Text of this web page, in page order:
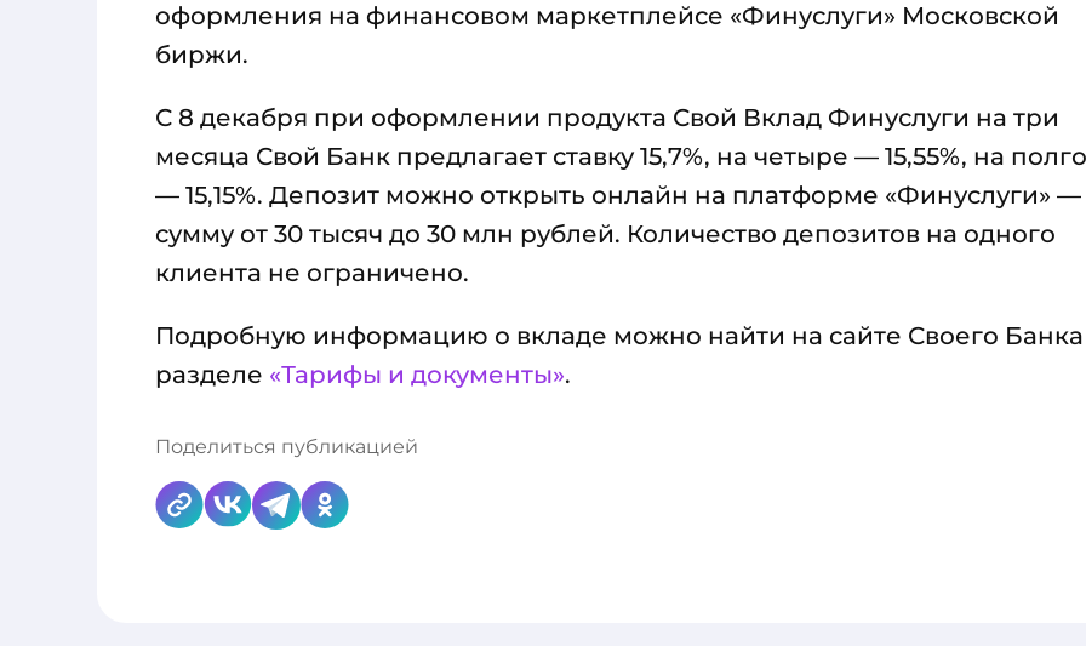
оформления на финансовом маркетплейсе «Финуслуги» Московской
биржи.
С 8 декабря при оформлении продукта Свой Вклад Финуслуги на три
месяца Свой Банк предлагает ставку 15,7%, на четыре — 15,55%, на
— 15,15%. Депозит можно открыть онлайн на платформе «Финуслуги» —
сумму от 30 тысяч до 30 млн рублей. Количество депозитов на одного
клиента не ограничено.
Подробную информацию о вкладе можно найти на сайте Своего Банка
разделе «Тарифы и документы».
Поделиться публикацией